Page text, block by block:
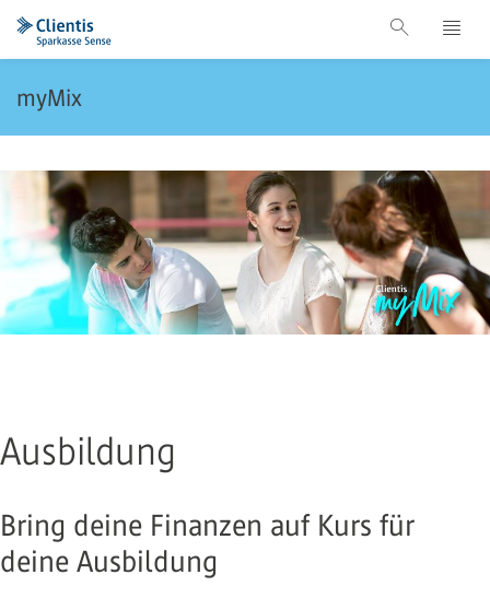
myMix
Ausbildung
Bring deine Finanzen auf Kurs für
deine Ausbildung